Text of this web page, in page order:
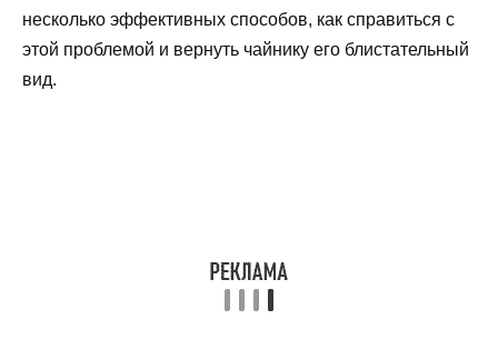
несколько эффективных способов, как справиться с
этой проблемой и вернуть чайнику его блистательный
вид.